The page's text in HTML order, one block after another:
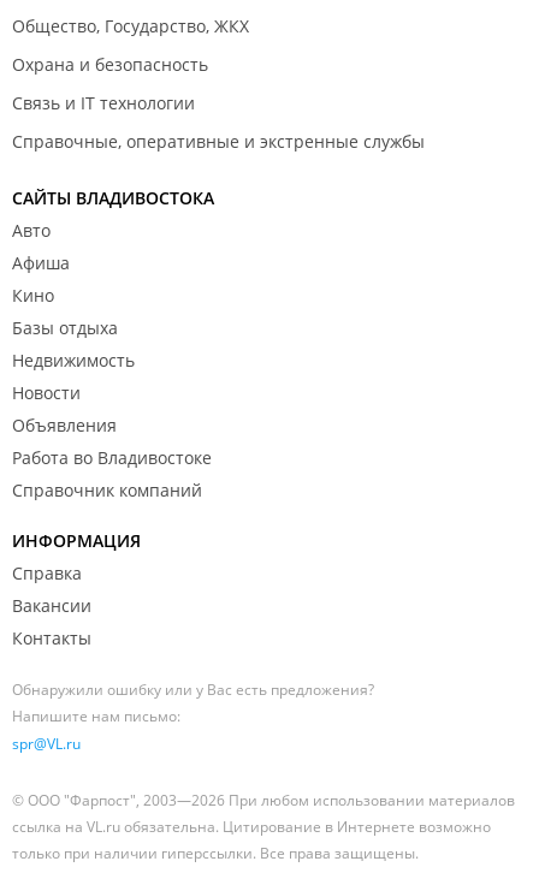
Общество, Государство, ЖКХ
Охрана и безопасность
Связь и IT технологии
Справочные, оперативные и экстренные службы
САЙТЫ ВЛАДИВОСТОКА
Авто
Афиша
Кино
Базы отдыха
Недвижимость
Новости
Объявления
Работа во Владивостоке
Справочник компаний
ИНФОРМАЦИЯ
Справка
Вакансии
Контакты
Обнаружили ошибку или у Вас есть предложения?
Напишите нам письмо:
spr@VL.ru
© ООО "Фарпост", 2003—2026 При любом использовании материалов
ссылка на VL.ru обязательна. Цитирование в Интернете возможно
только при наличии гиперссылки. Все права защищены.